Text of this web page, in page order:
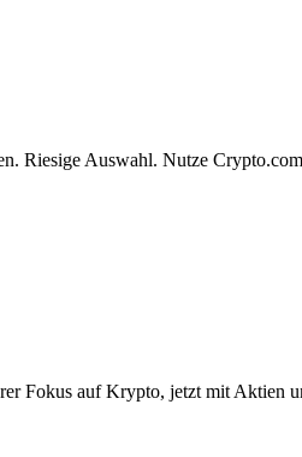
Riesige Auswahl. Nutze
Fokus auf Krypto, jetzt mit Aktien